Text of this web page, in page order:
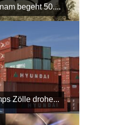
begeht 50....
Zölle drohe...